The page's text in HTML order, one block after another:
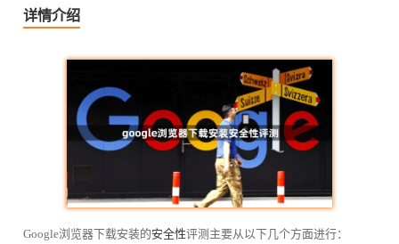
详情介绍
Google浏览器下载安装的安全性评测主要从以下几个方面进行：